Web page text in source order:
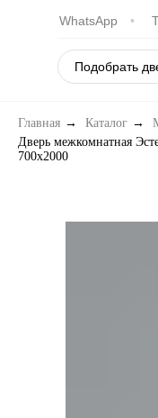
WhatsApp •
Подобрать
Главная → Каталог →
Дверь межкомнатная
700х2000